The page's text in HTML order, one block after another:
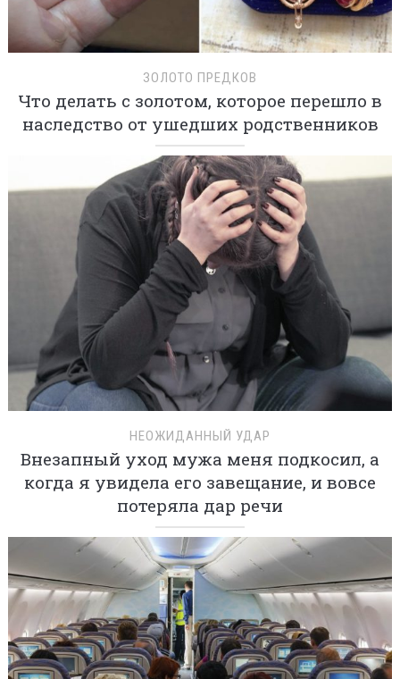
ЗОЛОТО ПРЕДКОВ
Что делать с золотом, которое перешло в
наследство от ушедших родственников
НЕОЖИДАННЫЙ УДАР
Внезапный уход мужа меня подкосил, а
когда я увидела его завещание, и вовсе
потеряла дар речи